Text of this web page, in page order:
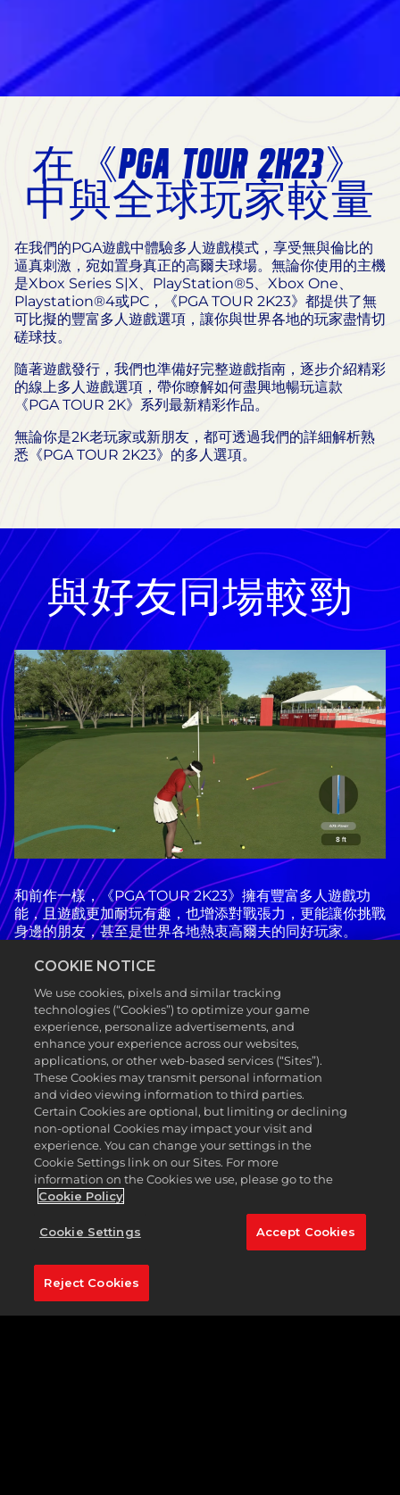
在《PGA TOUR 2K23》
中與全球玩家較量
在我們的PGA遊戲中體驗多人遊戲模式，享受無與倫比的
逼真刺激，宛如置身真正的高爾夫球場。無論你使用的主機
是Xbox Series S|X、PlayStation®5、Xbox One、
Playstation®4或PC，《PGA TOUR 2K23》都提供了無
可比擬的豐富多人遊戲選項，讓你與世界各地的玩家盡情切
磋球技。
隨著遊戲發行，我們也準備好完整遊戲指南，逐步介紹精彩
的線上多人遊戲選項，帶你瞭解如何盡興地暢玩這款
《PGA TOUR 2K》系列最新精彩作品。
無論你是2K老玩家或新朋友，都可透過我們的詳細解析熟
悉《PGA TOUR 2K23》的多人選項。
與好友同場較勁
和前作一樣，《PGA TOUR 2K23》擁有豐富多人遊戲功
能，且遊戲更加耐玩有趣，也增添對戰張力，更能讓你挑戰
身邊的朋友，甚至是世界各地熱衷高爾夫的同好玩家。
透過各式各樣的多人選項，盡享千變萬化的遊戲內容，包
在本機與朋友或「歷史分身」對戰（此功能可讓你與
過去的自己對戰，藉由與先前表現比較來衡量目前的實
力）。
在線上「配對」比賽中對抗其他高爾夫球員，例如快
速比賽、翻草皮大賽、Topgolf、豪賭客與團隊。
私人對戰模式
線上球社模式
與朋友同樂時，可以選擇要用對決來一別苗頭，或者是齊心
協力，在職業聯盟中叱吒風雲。你可以自創專屬的虛擬四球
賽，善用此遊戲元素來強化自己的競爭優勢。
如何設定私人對戰
COOKIE NOTICE
We use cookies, pixels and similar tracking
technologies (“Cookies”) to optimize your game
experience, personalize advertisements, and
enhance your experience across our websites,
applications, or other web-based services (“Sites”).
These Cookies may transmit personal information
and video viewing information to third parties.
Certain Cookies are optional, but limiting or declining
non-optional Cookies may impact your visit and
experience. You can change your settings in the
Cookie Settings link on our Sites. For more
information on the Cookies we use, please go to the
Cookie Policy
Cookie Settings Accept Cookies
Reject Cookies